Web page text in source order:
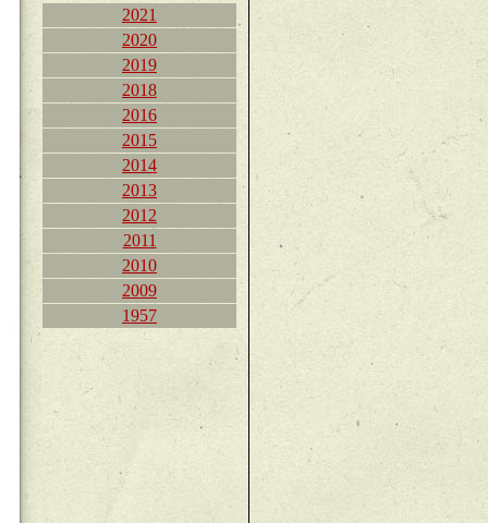
2021
2020
2019
2018
2016
2015
2014
2013
2012
2011
2010
2009
1957